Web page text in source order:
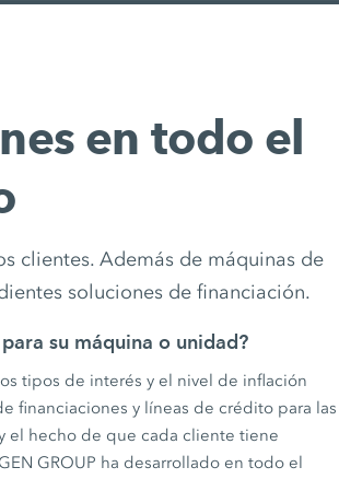
en todo el
clientes. Además de máquinas de
soluciones de financiación.
su máquina o unidad?
tipos de interés y el nivel de inflación
financiaciones y líneas de crédito para las
el hecho de que cada cliente tiene
GROUP ha desarrollado en todo el